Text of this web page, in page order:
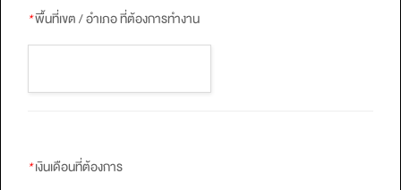
*พื้นที่เขต / อำเภอ ที่ต้องการทำงาน
*เงินเดือนที่ต้องการ